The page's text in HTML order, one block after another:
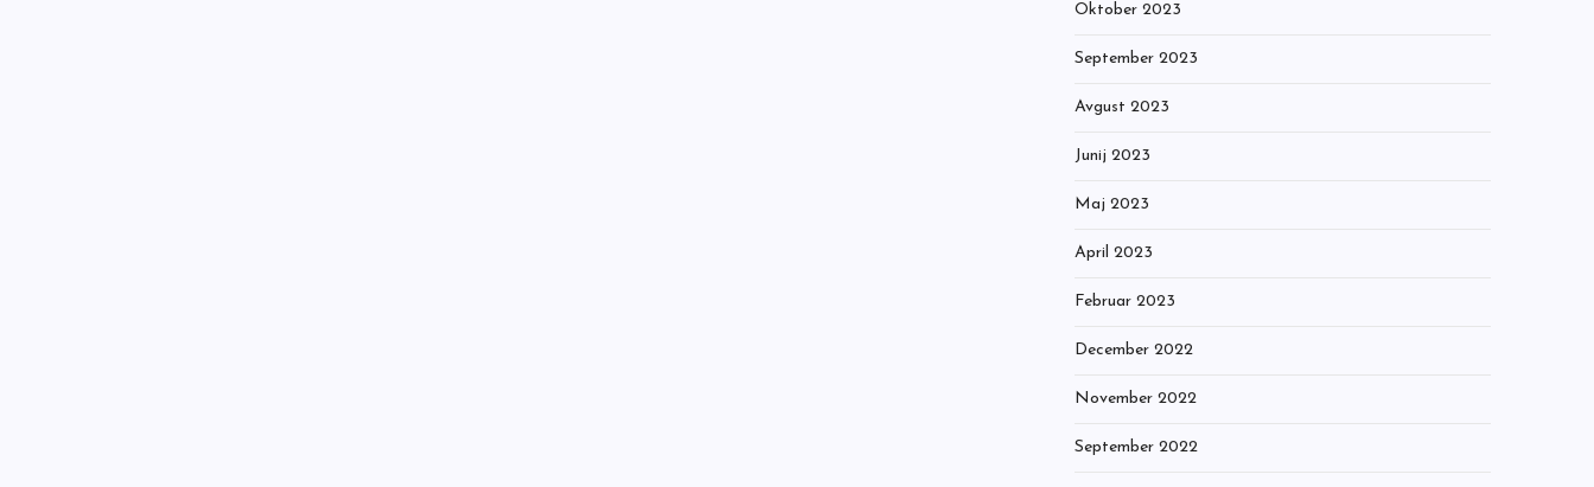
Oktober 2023
September 2023
Avgust 2023
Junij 2023
Maj 2023
April 2023
Februar 2023
December 2022
November 2022
September 2022